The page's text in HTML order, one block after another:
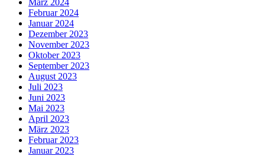
März 2024
Februar 2024
Januar 2024
Dezember 2023
November 2023
Oktober 2023
September 2023
August 2023
Juli 2023
Juni 2023
Mai 2023
April 2023
März 2023
Februar 2023
Januar 2023